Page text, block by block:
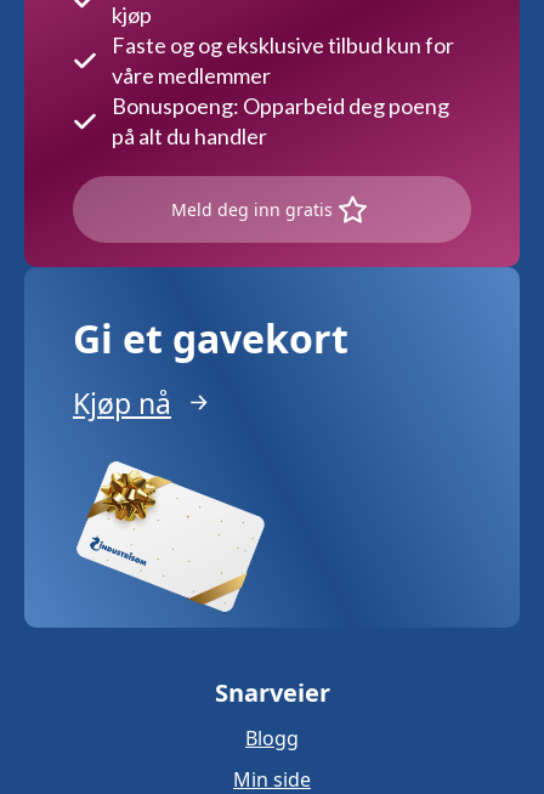
kjøp
Faste og og eksklusive tilbud kun for
våre medlemmer
Bonuspoeng: Opparbeid deg poeng
på alt du handler
Meld deg inn gratis
Gi et gavekort
Kjøp nå
Snarveier
Blogg
Min side